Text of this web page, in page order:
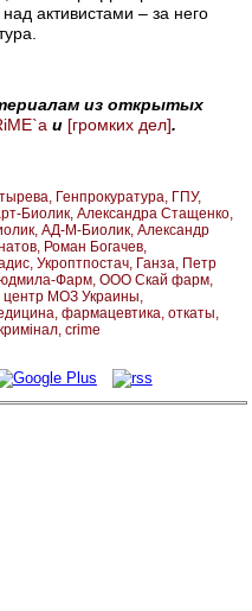
активистами – за него
из открытых
и [громких дел].
Генпрокуратура ГПУ
Биолик Александра Стащенко
АД-М-Биолик Александр
Роман Богачев
Укроптпостач Ганза Петр
Фарм ООО Скай фарм
центр МОЗ Украины
фармацевтика откаты
crime